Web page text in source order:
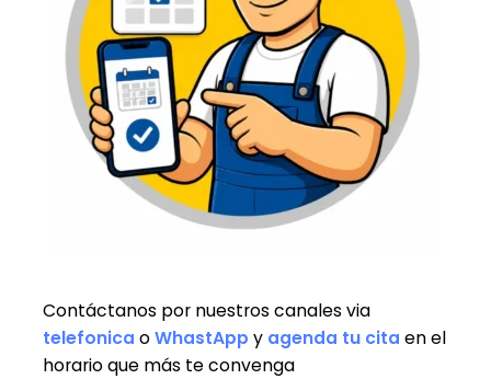
Contáctanos por nuestros canales via
telefonica oWhastApp y agenda tu cita en el
horario que más te convenga